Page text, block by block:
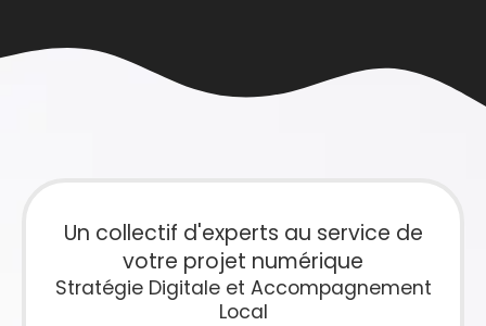
Un collectif d'experts au service de
votre projet numérique
Stratégie Digitale et Accompagnement
Local